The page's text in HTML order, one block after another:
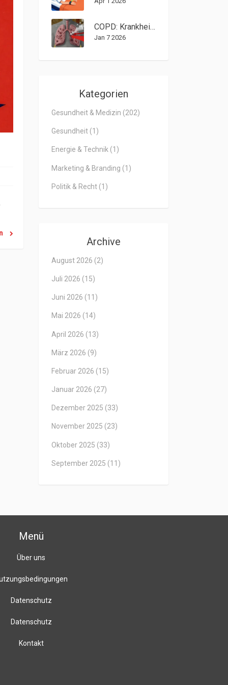
COPD: Krankheitsstadien und Behandlungsmöglichkeiten erklärt
Jan 7 2026
Kategorien
Gesundheit & Medizin (202)
Gesundheit (1)
Energie & Technik (1)
Marketing & Branding (1)
Politik & Recht (1)
Archive
August 2026 (2)
Juli 2026 (15)
Juni 2026 (11)
Mai 2026 (14)
April 2026 (13)
März 2026 (9)
Februar 2026 (15)
Januar 2026 (27)
Dezember 2025 (33)
November 2025 (23)
Oktober 2025 (33)
September 2025 (11)
Menü
Über uns
Datenschutz
Datenschutz
Kontakt